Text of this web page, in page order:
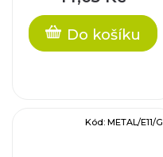
Do košíku
Kód: METAL/E11/G